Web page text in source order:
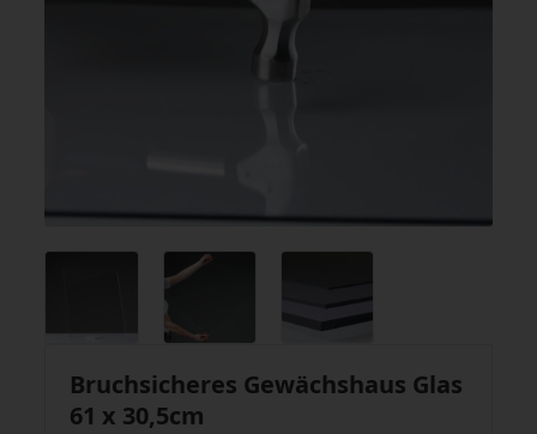
Bruchsicheres Gewächshaus Glas
61 x 30,5cm